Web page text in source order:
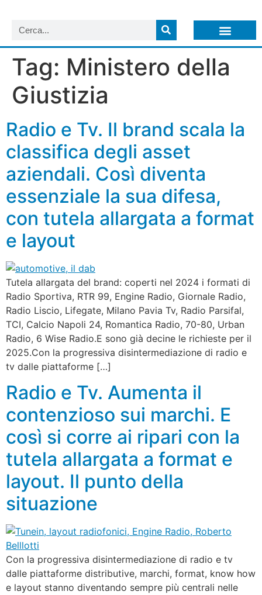
Tag: Ministero della
Giustizia
Radio e Tv. Il brand scala la
classifica degli asset
aziendali. Così diventa
essenziale la sua difesa,
con tutela allargata a format
e layout
Tutela allargata del brand: coperti nel 2024 i formati di
Radio Sportiva, RTR 99, Engine Radio, Giornale Radio,
Radio Liscio, Lifegate, Milano Pavia Tv, Radio Parsifal,
TCI, Calcio Napoli 24, Romantica Radio, 70-80, Urban
Radio, 6 Wise Radio.E sono già decine le richieste per il
2025.Con la progressiva disintermediazione di radio e
tv dalle piattaforme […]
Radio e Tv. Aumenta il
contenzioso sui marchi. E
così si corre ai ripari con la
tutela allargata a format e
layout. Il punto della
situazione
Con la progressiva disintermediazione di radio e tv
dalle piattaforme distributive, marchi, format, know how
e layout stanno diventando sempre più centrali nelle